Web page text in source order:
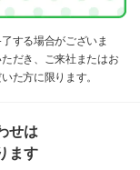
する場合がございま
だき、ご来社またはお
た方に限ります。
せは
ます